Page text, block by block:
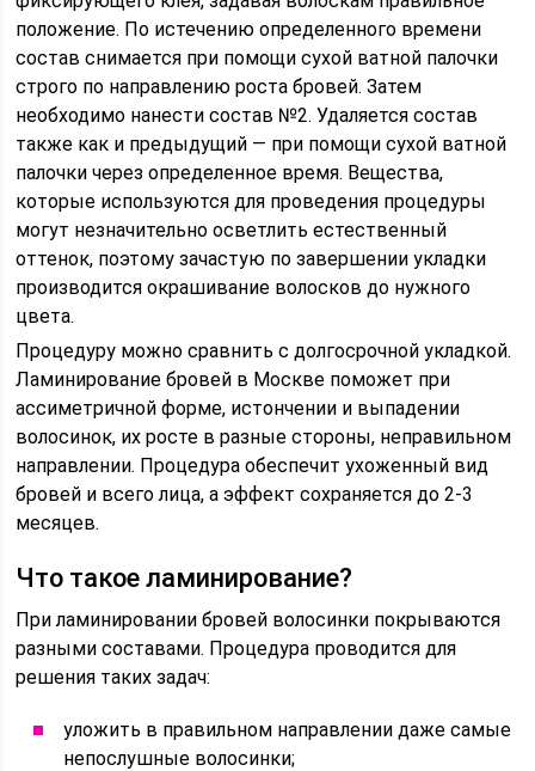
положение. По истечению определенного времени
состав снимается при помощи сухой ватной палочки
строго по направлению роста бровей. Затем
необходимо нанести состав №2. Удаляется состав
также как и предыдущий — при помощи сухой ватной
палочки через определенное время. Вещества,
которые используются для проведения процедуры
могут незначительно осветлить естественный
оттенок, поэтому зачастую по завершении укладки
производится окрашивание волосков до нужного
цвета.
Процедуру можно сравнить с долгосрочной укладкой.
Ламинирование бровей в Москве поможет при
ассиметричной форме, истончении и выпадении
волосинок, их росте в разные стороны, неправильном
направлении. Процедура обеспечит ухоженный вид
бровей и всего лица, а эффект сохраняется до 2-3
месяцев.
Что такое ламинирование?
При ламинировании бровей волосинки покрываются
разными составами. Процедура проводится для
решения таких задач:
уложить в правильном направлении даже самые
непослушные волосинки;